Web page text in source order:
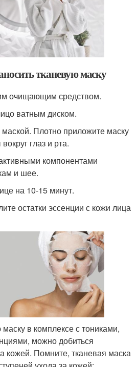
тканевую маску
очищающим средством.
ватным диском.
маской. Плотно приложите маску
глаз и рта.
компонентами
и шее.
на 10-15 минут.
остатки эссенции с кожи лица
в комплексе с тониками,
можно добиться
кожей. Помните, тканевая маска